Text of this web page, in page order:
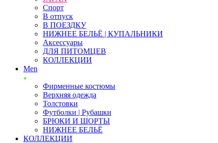
Спорт
В отпуск
В ПОЕЗДКУ
НИЖНЕЕ БЕЛЬЁ | КУПАЛЬНИКИ
Аксессуары
ДЛЯ ПИТОМЦЕВ
КОЛЛЕКЦИИ
Men
Фирменные костюмы
Верхняя одежда
Толстовки
Футболки | Рубашки
БРЮКИ И ШОРТЫ
НИЖНЕЕ БЕЛЬЁ
КОЛЛЕКЦИИ